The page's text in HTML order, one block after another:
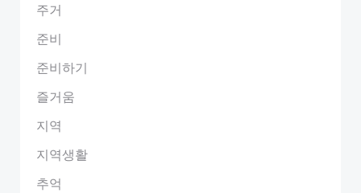
주거
준비
준비하기
즐거움
지역
지역생활
추억